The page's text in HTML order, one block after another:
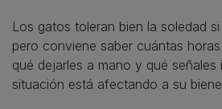
Los gatos toleran bien la soledad si
pero conviene saber cuántas
qué dejarles a mano y qué señales
situación está afectando a su